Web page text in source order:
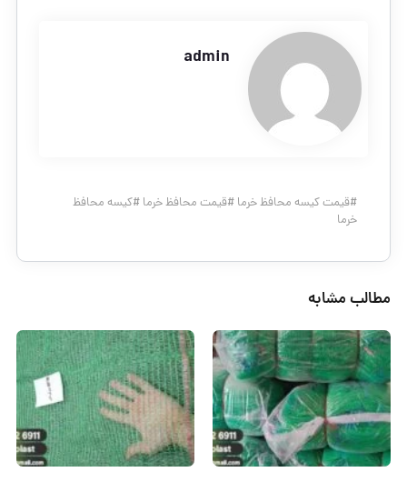
admin
#قیمت کیسه محافظ خرما #قیمت محافظ خرما #کیسه محافظ
خرما
مطالب مشابه